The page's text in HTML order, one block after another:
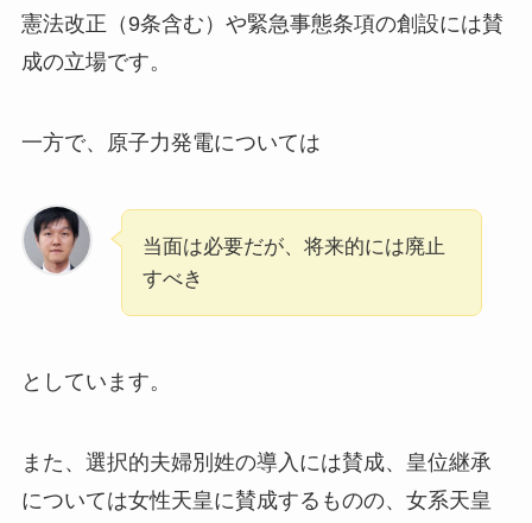
憲法改正（9条含む）や緊急事態条項の創設には賛
成の立場です。
一方で、原子力発電については
当面は必要だが、将来的には廃止
すべき
としています。
また、選択的夫婦別姓の導入には賛成、皇位継承
については女性天皇に賛成するものの、女系天皇